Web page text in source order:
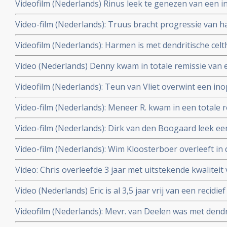
behandeling met o.a. acupunctuur, hyperthermie en
Videofilm (Nederlands) Rinus leek te genezen van een
door combinatiebehandeling van hyperthermie en
gezonde leefwijze. Rinus werd alsnog enkele keren
2011
Video-film (Nederlands): Truus bracht progressie van
tot stilstand door hyperthermie en dendritische
ziekteprogressie. Laatste scan laat ziekte progressie
behandeling
Videofilm (Nederlands): Harmen is met dendritische
verandering van leefstijl al vijf jaar volledig kankervrij
onbehandelbare galwegkanker met uitzaaiingen in de
Video (Nederlands) Denny kwam in totale remissie
graad IV door dendritische celtherapie plus
2012
Videofilm (Nederlands): Teun van Vliet overwint een
Multiforme (Graad IV) met hyperthermie en
klinisch kankervrij.
Video-film (Nederlands): Meneer R. kwam in een totale
operatie van zijn hersentumor, een anaplastisch
hyperthermie en dendritische celtherapie en het
december 2010.
Video-film (Nederlands): Dirk van den Boogaard leek
Glioblastoom Multiform graad IV te overwinnen met
hyperthermie. Maar kreeg weer een recidief nov. 2009.
Video-film (Nederlands): Wim Kloosterboer overleeft
leverkanker (Graat IV) (HCC - hepatocellulair
combinatiebehandeling van hyperthermie en
Video: Chris overleefde 3 jaar met uitstekende
uitgezaaide niet-klein-cellige longkanker met
hyperthermie en Newcastle Disease maar overleed 20
Video (Nederlands) Eric is al 3,5 jaar vrij van een
door dendritische celtherapie en hyperthermie plus
Houtsmullerdieet. Update 11 juni 2010
Videofilm (Nederlands): Mevr. van Deelen was met
hyperthermie plus Houtsmullerdieet drie jaar volledig